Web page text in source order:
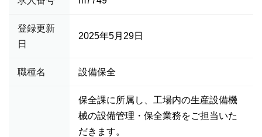
登録更新
日
2025年5月29日
職種名 設備保全
保全課に所属し、工場内の生産設備機
械の設備管理・保全業務をご担当いた
だきます。